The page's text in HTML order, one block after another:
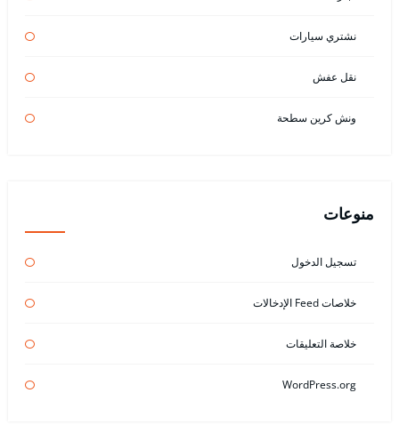
نشتري سيارات
نقل عفش
ونش كرين سطحة
منوعات
تسجيل الدخول
خلاصات Feed الإدخالات
خلاصة التعليقات
WordPress.org